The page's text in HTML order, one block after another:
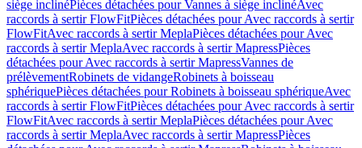
siège inclinéPièces détachées pour Vannes à siège inclinéAvec
raccords à sertir FlowFitPièces détachées pour Avec raccords à sertir
FlowFitAvec raccords à sertir MeplaPièces détachées pour Avec
raccords à sertir MeplaAvec raccords à sertir MapressPièces
détachées pour Avec raccords à sertir MapressVannes de
prélèvementRobinets de vidangeRobinets à boisseau
sphériquePièces détachées pour Robinets à boisseau sphériqueAvec
raccords à sertir FlowFitPièces détachées pour Avec raccords à sertir
FlowFitAvec raccords à sertir MeplaPièces détachées pour Avec
raccords à sertir MeplaAvec raccords à sertir MapressPièces